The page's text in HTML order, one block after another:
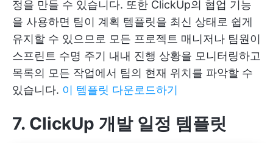
정을 만들 수 있습니다. 또한 ClickUp의 협업 기능
을 사용하면 팀이 계획 템플릿을 최신 상태로 쉽게
유지할 수 있으므로 모든 프로젝트 매니저나 팀원이
스프린트 수명 주기 내내 진행 상황을 모니터링하고
목록의 모든 작업에서 팀의 현재 위치를 파악할 수
있습니다. 이 템플릿 다운로드하기
7. ClickUp 개발 일정 템플릿